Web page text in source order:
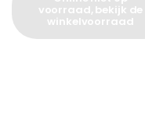
voorraad, bekijk de
winkelvoorraad